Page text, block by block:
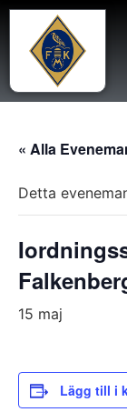
« Alla
Detta
15 maj
Lägg till i